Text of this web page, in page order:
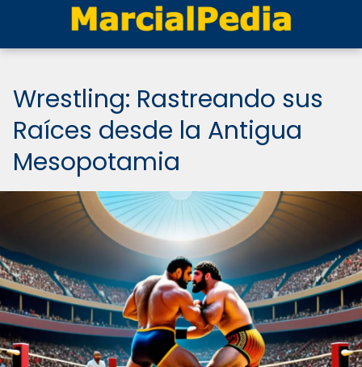
Wrestling: Rastreando sus
Raíces desde la Antigua
Mesopotamia